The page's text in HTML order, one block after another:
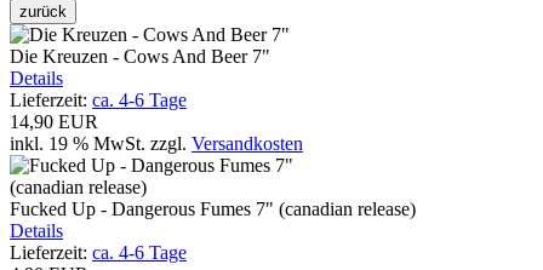
zurück
Die Kreuzen - Cows And Beer 7"
Details
Lieferzeit: ca. 4-6 Tage
14,90 EUR
inkl. 19 % MwSt. zzgl. Versandkosten
Fucked Up - Dangerous Fumes 7" (canadian release)
Details
Lieferzeit: ca. 4-6 Tage